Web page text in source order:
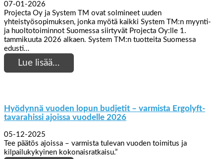
07-01-2026
Projecta Oy ja System TM ovat solmineet uuden
yhteistyösopimuksen, jonka myötä kaikki System TM:n myynti-
ja huoltotoiminnot Suomessa siirtyvät Projecta Oy:lle 1.
tammikuuta 2026 alkaen. System TM:n tuotteita Suomessa
edusti…
Lue lisää…
Hyödynnä vuoden lopun budjetit – varmista Ergolyft-
tavarahissi ajoissa vuodelle 2026
05-12-2025
Tee päätös ajoissa – varmista tulevan vuoden toimitus ja
kilpailukykyinen kokonaisratkaisu.”